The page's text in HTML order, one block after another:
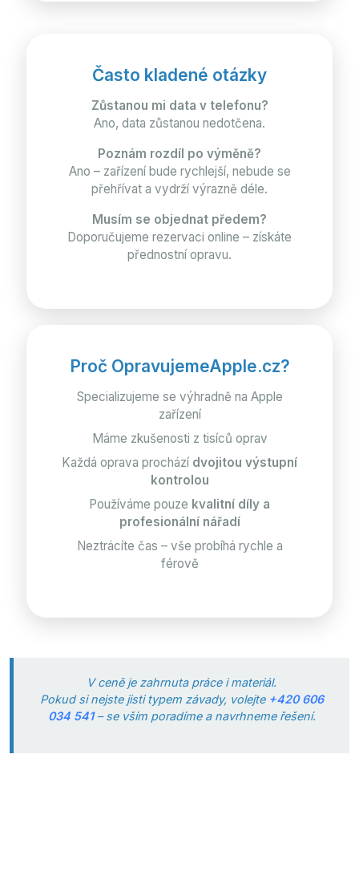
Často kladené otázky
Zůstanou mi data v telefonu?
Ano, data zůstanou nedotčena.
Poznám rozdíl po výměně?
Ano – zařízení bude rychlejší, nebude se
přehřívat a vydrží výrazně déle.
Musím se objednat předem?
Doporučujeme rezervaci online – získáte
přednostní opravu.
Proč OpravujemeApple.cz?
Specializujeme se výhradně na Apple
zařízení
Máme zkušenosti z tisíců oprav
Každá oprava prochází dvojitou výstupní
kontrolou
Používáme pouze kvalitní díly a
profesionální nářadí
Neztrácíte čas – vše probíhá rychle a
férově
V ceně je zahrnuta práce i materiál.
Pokud si nejste jisti typem závady, volejte +420 606
034 541– se vším poradíme a navrhneme řešení.